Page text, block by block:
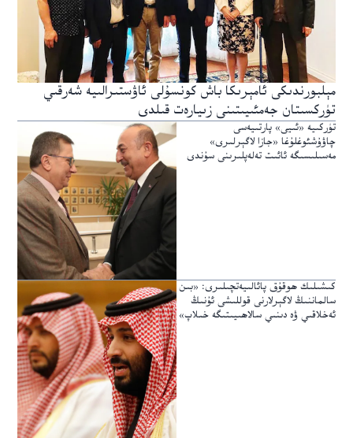
مېلبورندىكى ئامېرىكا باش كونسۇلى ئاۋستىرالىيە شەرقىي
تۈركسىتان جەمئىيىتىنى زىيارەت قىلدى
تۈركىيە «ئىيى» پارتىيەسى
چاۋۇشئوغلۇغا «جازا لاگېرلىرى»
مەسىلىسىگە ئائىت تەلەپلىرىنى سۇندى
كىشىلىك ھوقۇق پائالىيەتچىلىرى: «بىن
سالماننىڭ لاگېرلارنى قوللىشى ئۇنىڭ
ئەخلاقىي ۋە دىنىي سالاھىيىتىگە خىلاپ»